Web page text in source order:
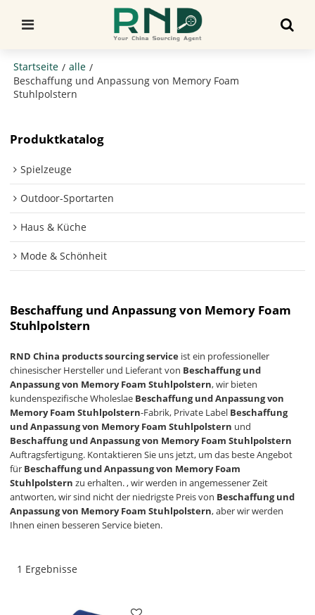
Startseite / alle /
Beschaffung und Anpassung von Memory Foam
Stuhlpolstern
Produktkatalog
Spielzeuge
Outdoor-Sportarten
Haus & Küche
Mode & Schönheit
Beschaffung und Anpassung von Memory Foam
Stuhlpolstern
RND China products sourcing service ist ein professioneller
chinesischer Hersteller und Lieferant von Beschaffung und
Anpassung von Memory Foam Stuhlpolstern, wir bieten
kundenspezifische Wholeslae Beschaffung und Anpassung von
Memory Foam Stuhlpolstern-Fabrik, Private Label Beschaffung
und Anpassung von Memory Foam Stuhlpolstern und
Beschaffung und Anpassung von Memory Foam Stuhlpolstern
Auftragsfertigung. Kontaktieren Sie uns jetzt, um das beste Angebot
für Beschaffung und Anpassung von Memory Foam
Stuhlpolstern zu erhalten. , wir werden in angemessener Zeit
antworten, wir sind nicht der niedrigste Preis von Beschaffung und
Anpassung von Memory Foam Stuhlpolstern, aber wir werden
Ihnen einen besseren Service bieten.
1 Ergebnisse